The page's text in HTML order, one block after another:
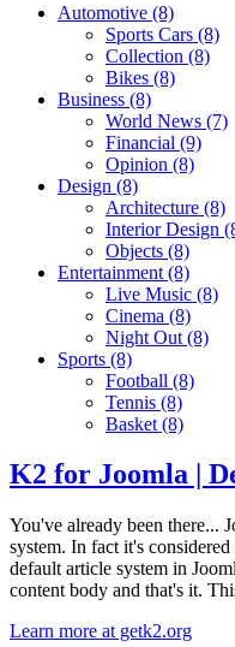
Automotive (8)
Sports Cars (8)
Collection (8)
Bikes (8)
Business (8)
World News (7)
Financial (9)
Opinion (8)
Design (8)
Architecture (8)
Interior Design
Objects (8)
Entertainment (8)
Live Music (8)
Cinema (8)
Night Out (8)
Sports (8)
Football (8)
Tennis (8)
Basket (8)
K2 for Joomla |
You've already been there...
system. In fact it's
default article system in
content body and that's it.
Learn more at getk2.org